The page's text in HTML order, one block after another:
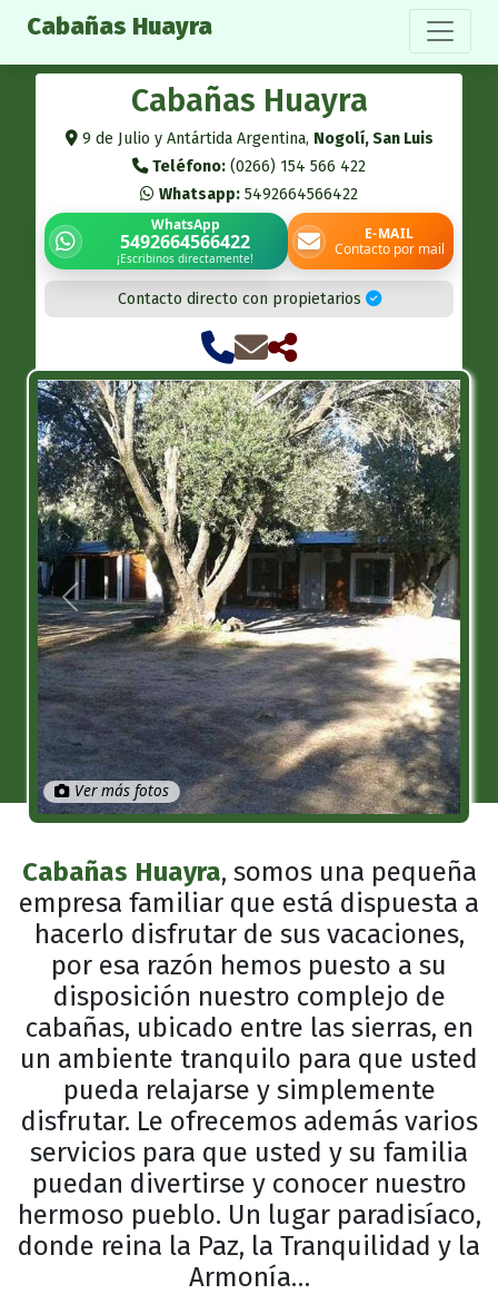
Cabañas Huayra
Cabañas Huayra
9 de Julio y Antártida Argentina, Nogolí, San Luis
Teléfono: (0266) 154 566 422
Whatsapp: 5492664566422
WhatsApp
5492664566422
¡Escribinos directamente!
E-MAIL
Contacto por mail
Contacto directo con propietarios
Anterior Próximo
Ver más fotos
Cabañas Huayra, somos una pequeña
empresa familiar que está dispuesta a
hacerlo disfrutar de sus vacaciones,
por esa razón hemos puesto a su
disposición nuestro complejo de
cabañas, ubicado entre las sierras, en
un ambiente tranquilo para que usted
pueda relajarse y simplemente
disfrutar. Le ofrecemos además varios
servicios para que usted y su familia
puedan divertirse y conocer nuestro
hermoso pueblo. Un lugar paradisíaco,
donde reina la Paz, la Tranquilidad y la
Armonía…